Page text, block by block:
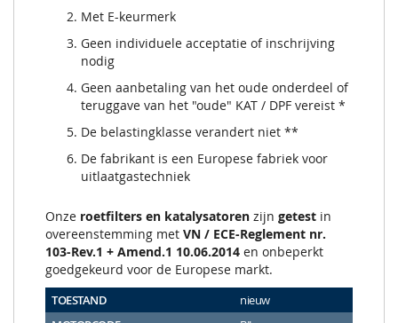
Met E-keurmerk
Geen individuele acceptatie of inschrijving
nodig
Geen aanbetaling van het oude onderdeel of
teruggave van het "oude" KAT / DPF vereist *
De belastingklasse verandert niet **
De fabrikant is een Europese fabriek voor
uitlaatgastechniek
Onze roetfilters en katalysatoren zijn getest in
overeenstemming met VN / ECE-Reglement nr.
103-Rev.1 + Amend.1 10.06.2014 en onbeperkt
goedgekeurd voor de Europese markt.
TOESTAND
nieuw